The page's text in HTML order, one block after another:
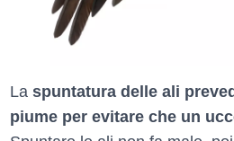
La spuntatura delle ali
piume per evitare che un